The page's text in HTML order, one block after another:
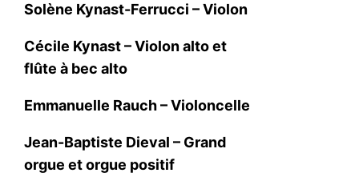
Solène Kynast-Ferrucci – Violon
Cécile Kynast – Violon alto et
flûte à bec alto
Emmanuelle Rauch – Violoncelle
Jean-Baptiste Dieval – Grand
orgue et orgue positif